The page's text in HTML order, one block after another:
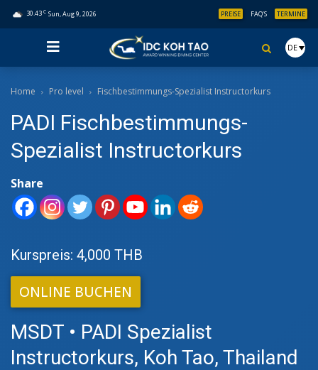
30.43 C Sun, Aug 9, 2026 PREISE FAQ’S TERMINE
DE
Home Pro level Fischbestimmungs-Spezialist Instructorkurs
PADI Fischbestimmungs-
Spezialist Instructorkurs
Share
Kurspreis: 4,000 THB
ONLINE BUCHEN
MSDT • PADI Spezialist
Instructorkurs, Koh Tao, Thailand